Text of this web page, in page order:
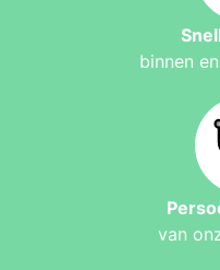
binnen
van